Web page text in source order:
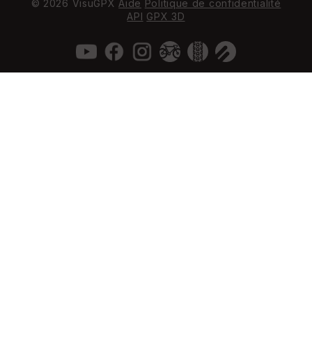
© 2026 VisuGPX Aide Politique de confidentialité
API GPX 3D